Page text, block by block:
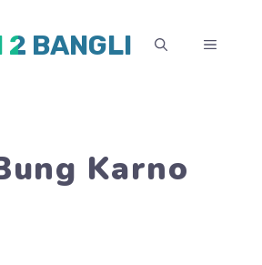
2 BANGLI MENU
Karno